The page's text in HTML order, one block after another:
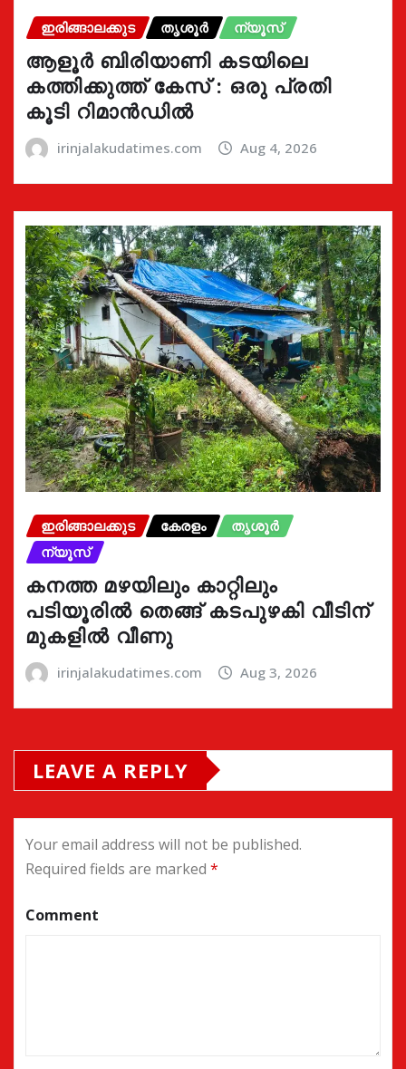
ഇരിങ്ങാലക്കുട തൃശൂർ ന്യൂസ്
ആളൂർ ബിരിയാണി കടയിലെ
കത്തിക്കുത്ത് കേസ് : ഒരു പ്രതി
കൂടി റിമാൻഡിൽ
irinjalakudatimes.com Aug 4, 2026
ഇരിങ്ങാലക്കുട കേരളം
തൃശൂർ
ന്യൂസ്
കനത്ത മഴയിലും കാറ്റിലും
പടിയൂരിൽ തെങ്ങ് കടപുഴകി വീടിന്
മുകളിൽ വീണു
irinjalakudatimes.com Aug 3, 2026
LEAVE A REPLY
Your email address will not be published.
Required fields are marked *
Comment